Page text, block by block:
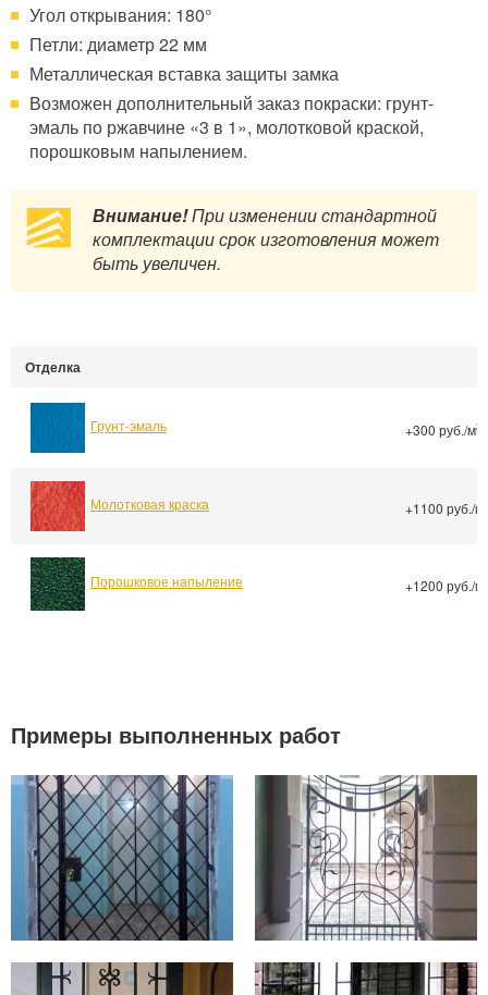
Угол открывания: 180°
Петли: диаметр 22 мм
Металлическая вставка защиты замка
Возможен дополнительный заказ покраски: грунт-
эмаль по ржавчине «3 в 1», молотковой краской,
порошковым напылением.
Внимание!При изменении стандартной
комплектации срок изготовления может
быть увеличен.
Отделка
Грунт-эмаль +300 руб./м2
Молотковая краска +1100 руб./м
Порошковое напыление +1200 руб./м
Примеры выполненных работ